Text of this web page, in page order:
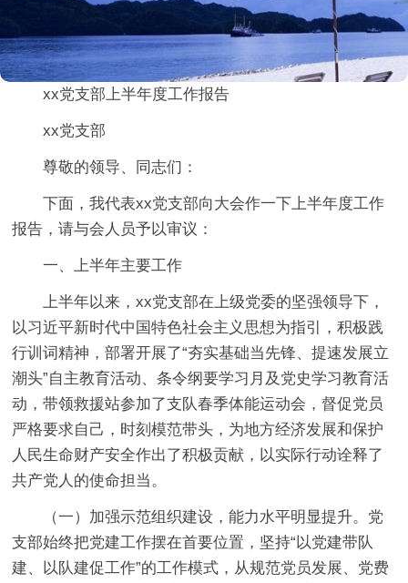
xx党支部上半年度工作报告
xx党支部
尊敬的领导、同志们：
下面，我代表xx党支部向大会作一下上半年度工作
报告，请与会人员予以审议：
一、上半年主要工作
上半年以来，xx党支部在上级党委的坚强领导下，
以习近平新时代中国特色社会主义思想为指引，积极践
行训词精神，部署开展了“夯实基础当先锋、提速发展立
潮头”自主教育活动、条令纲要学习月及党史学习教育活
动，带领救援站参加了支队春季体能运动会，督促党员
严格要求自己，时刻模范带头，为地方经济发展和保护
人民生命财产安全作出了积极贡献，以实际行动诠释了
共产党人的使命担当。
（一）加强示范组织建设，能力水平明显提升。 党
支部始终把党建工作摆在首要位置，坚持“以党建带队
建、以队建促工作”的工作模式，从规范党员发展、党费